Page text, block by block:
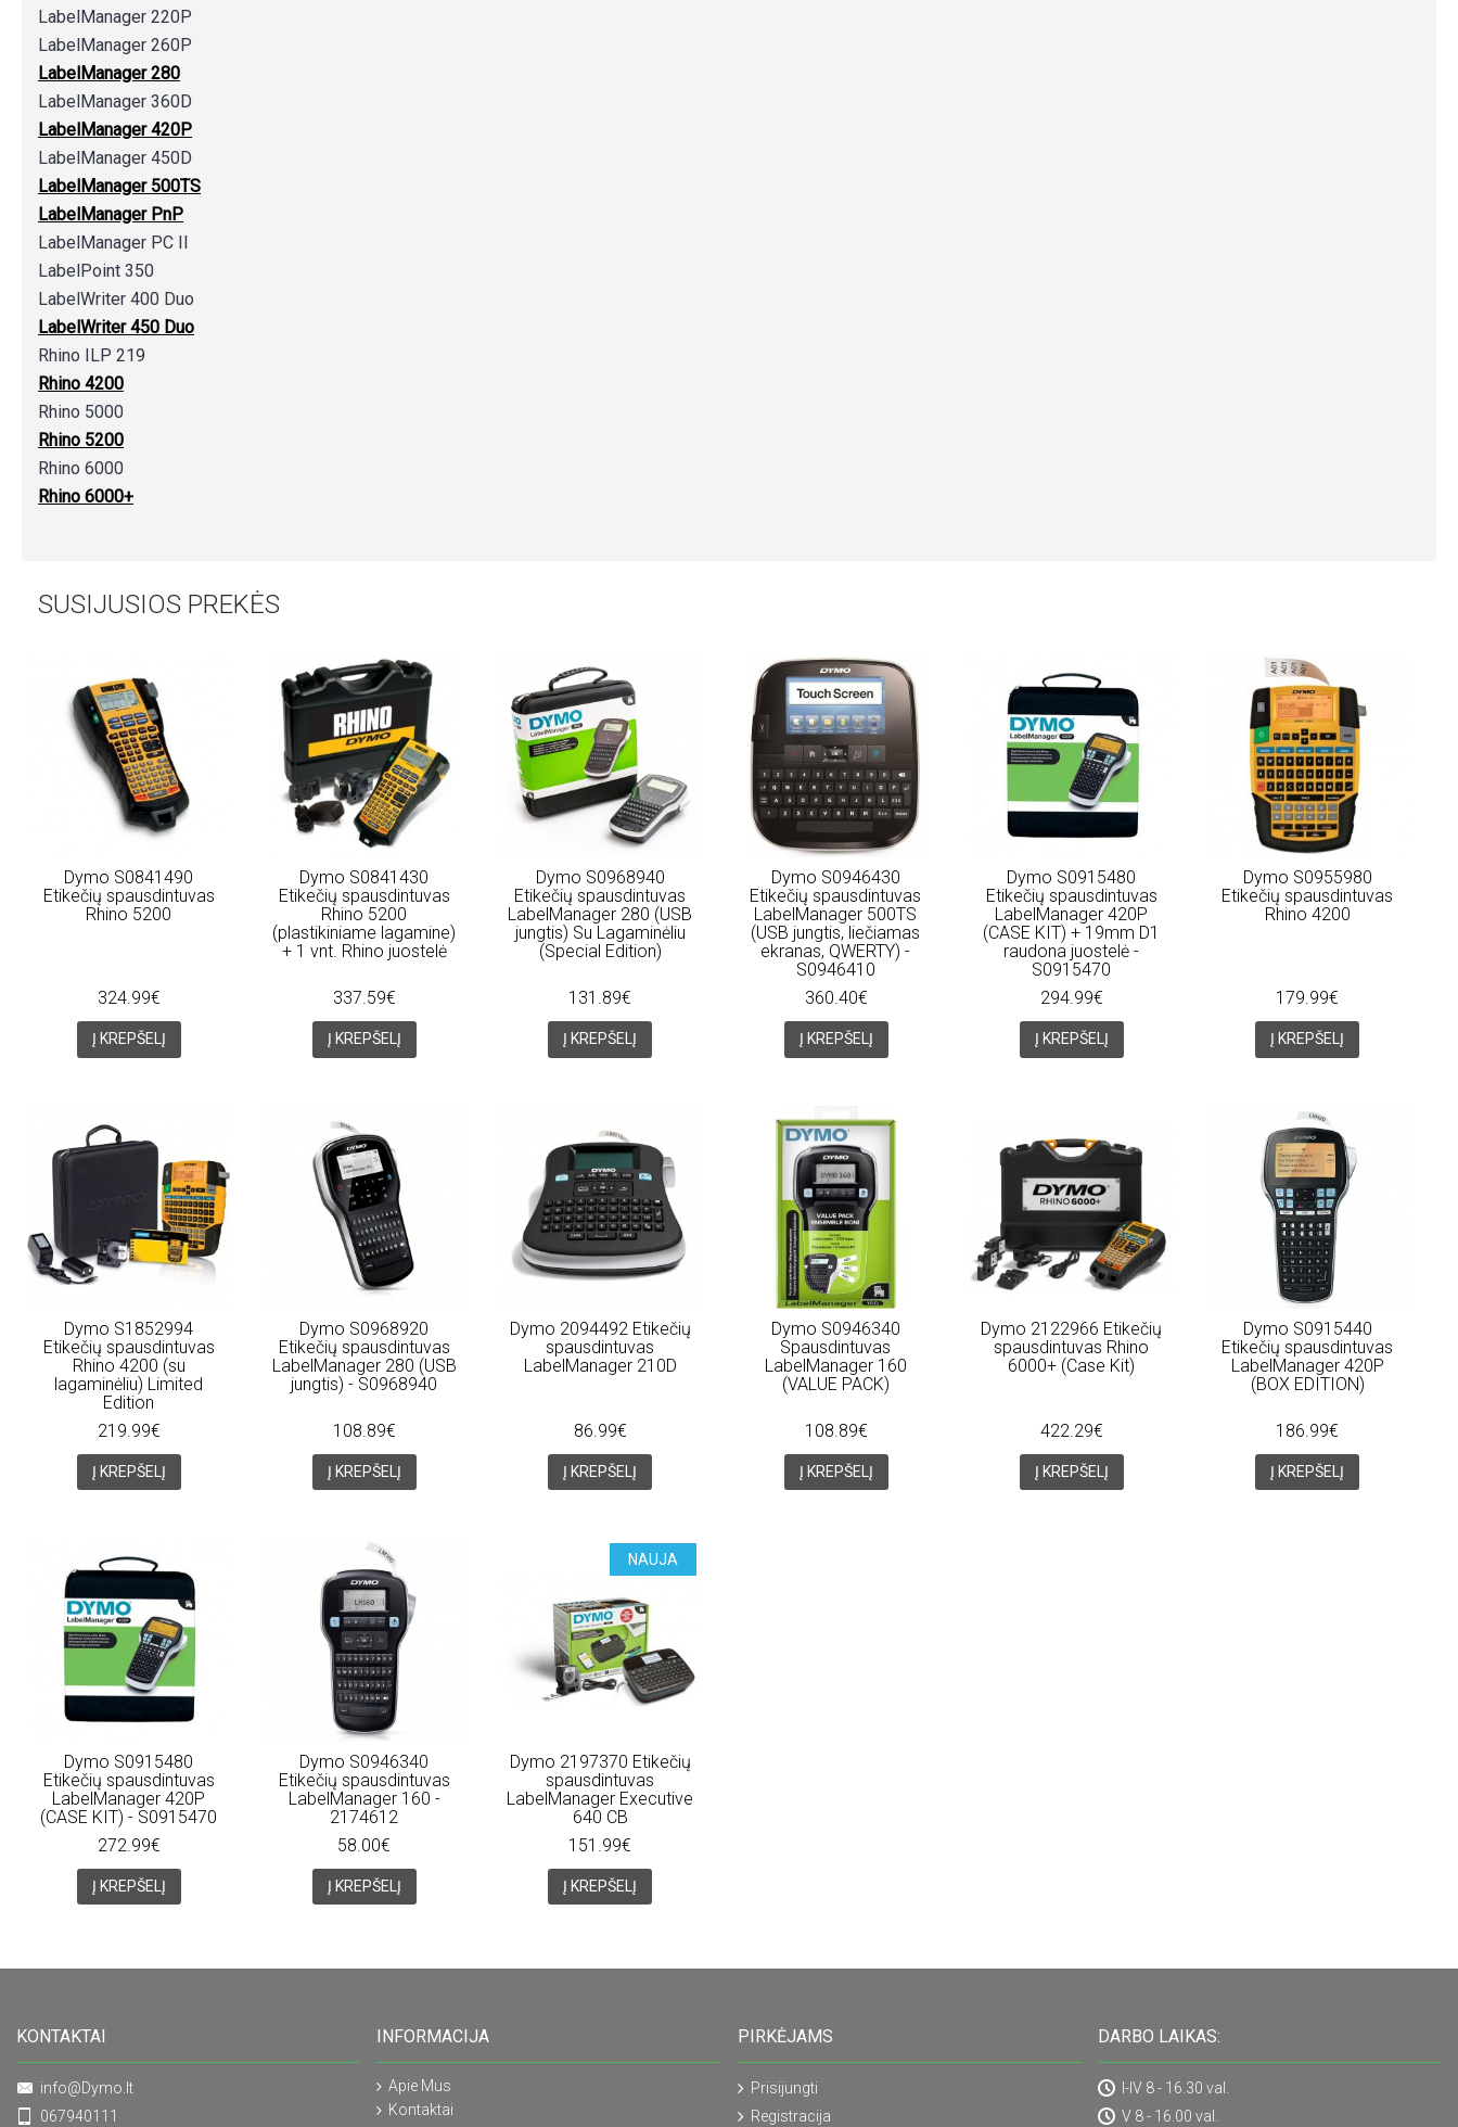
LabelManager 220P
LabelManager 260P
LabelManager 280
LabelManager 360D
LabelManager 420P
LabelManager 450D
LabelManager 500TS
LabelManager PnP
LabelManager PC II
LabelPoint 350
LabelWriter 400 Duo
LabelWriter 450 Duo
Rhino ILP 219
Rhino 4200
Rhino 5000
Rhino 5200
Rhino 6000
Rhino 6000+
SUSIJUSIOS PREKĖS
Dymo S0841490
Etikečių spausdintuvas
Rhino 5200
324.99€
Į KREPŠELĮ
Dymo S0841430
Etikečių spausdintuvas
Rhino 5200
(plastikiniame lagamine)
+ 1 vnt. Rhino juostelė
337.59€
Į KREPŠELĮ
Dymo S0968940
Etikečių spausdintuvas
LabelManager 280 (USB
jungtis) Su Lagaminėliu
(Special Edition)
131.89€
Į KREPŠELĮ
Dymo S0946430
Etikečių spausdintuvas
LabelManager 500TS
(USB jungtis, liečiamas
ekranas, QWERTY) -
S0946410
360.40€
Į KREPŠELĮ
Dymo S0915480
Etikečių spausdintuvas
LabelManager 420P
(CASE KIT) + 19mm D1
raudona juostelė -
S0915470
294.99€
Į KREPŠELĮ
Dymo S0955980
Etikečių spausdintuvas
Rhino 4200
179.99€
Į KREPŠELĮ
Dymo S1852994
Etikečių spausdintuvas
Rhino 4200 (su
lagaminėliu) Limited
Edition
219.99€
Į KREPŠELĮ
Dymo S0968920
Etikečių spausdintuvas
LabelManager 280 (USB
jungtis) - S0968940
108.89€
Į KREPŠELĮ
Dymo 2094492 Etikečių
spausdintuvas
LabelManager 210D
86.99€
Į KREPŠELĮ
Dymo S0946340
Spausdintuvas
LabelManager 160
(VALUE PACK)
108.89€
Į KREPŠELĮ
Dymo 2122966 Etikečių
spausdintuvas Rhino
6000+ (Case Kit)
422.29€
Į KREPŠELĮ
Dymo S0915440
Etikečių spausdintuvas
LabelManager 420P
(BOX EDITION)
186.99€
Į KREPŠELĮ
Dymo S0915480
Etikečių spausdintuvas
LabelManager 420P
(CASE KIT) - S0915470
272.99€
Į KREPŠELĮ
Dymo S0946340
Etikečių spausdintuvas
LabelManager 160 -
2174612
58.00€
Į KREPŠELĮ
NAUJA
Dymo 2197370 Etikečių
spausdintuvas
LabelManager Executive
640 CB
151.99€
Į KREPŠELĮ
KONTAKTAI
info@Dymo.lt
067940111
INFORMACIJA
Apie Mus
Kontaktai
PIRKĖJAMS
Prisijungti
Registracija
DARBO LAIKAS:
I-IV 8 - 16.30 val.
V 8 - 16.00 val.